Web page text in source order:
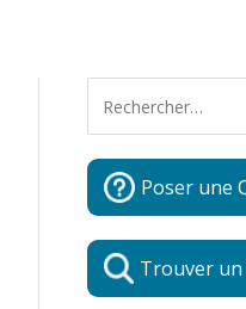
Poser une
Trouver un